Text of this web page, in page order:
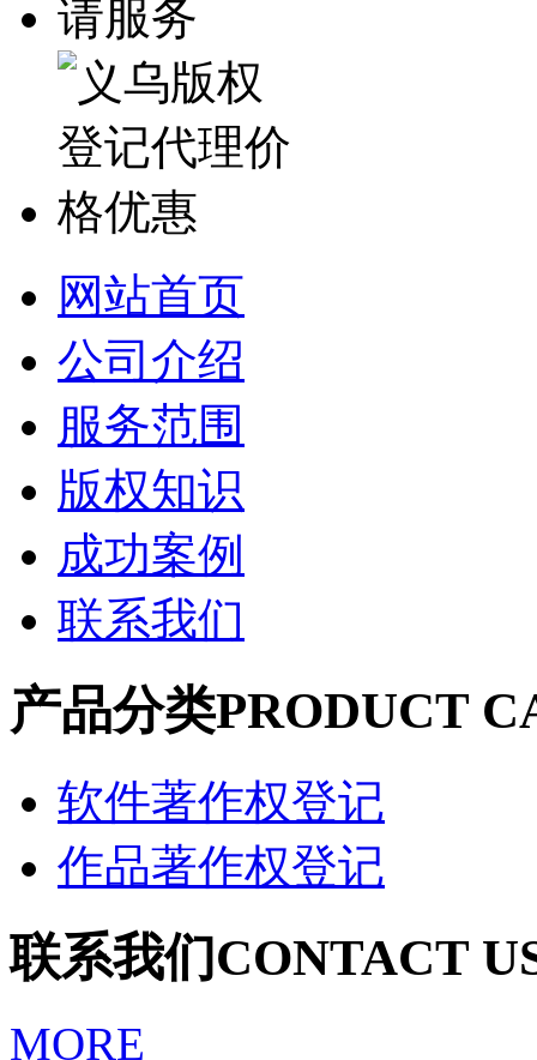
网站首页
公司介绍
服务范围
版权知识
成功案例
联系我们
产品分类PRODUCT
软件著作权登记
作品著作权登记
联系我们CONTACT
MORE